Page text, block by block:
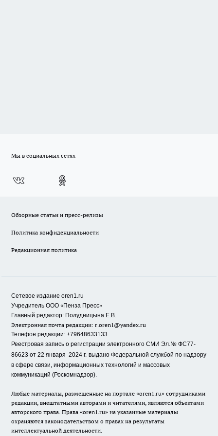
Мы в социальных сетях
Обзорные статьи и пресс-релизы
Политика конфиденциальности
Редакционная политика
Сетевое издание oren1.ru
Учредитель ООО «Пенза Пресс»
Главный редактор: Полудницына Е.В.
Электронная почта редакции: r.oren1@yandex.ru
Телефон редакции: +79648633133
Реестровая запись о регистрации электронного СМИ Эл.№ ФС77-
86623 от 22 января 2024 г. выдано Федеральной службой по надзору
в сфере связи, информационных технологий и массовых
коммуникаций (Роскомнадзор).
Любые материалы, размещенные на портале «oren1.ru» сотрудниками
редакции, внештатными авторами и читателями, являются объектами
авторского права. Права «oren1.ru» на указанные материалы
охраняются законодательством о правах на результаты
интеллектуальной деятельности.